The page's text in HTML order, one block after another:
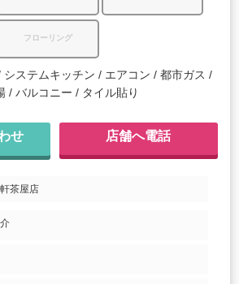
フローリング
システムキッチン エアコン
都市ガス
バルコニー タイル貼り
せ 店舗へ電話
茶屋店